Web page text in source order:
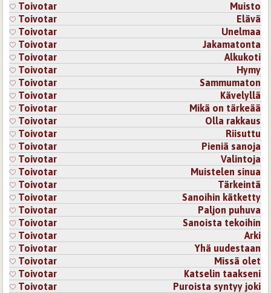
Toivotar
Muisto
Toivotar
Elävä
Toivotar
Unelmaa
Toivotar
Jakamatonta
Toivotar
Alkukoti
Toivotar
Hymy
Toivotar
Sammumaton
Toivotar
Kävelyllä
Toivotar
Mikä on tärkeää
Toivotar
Olla rakkaus
Toivotar
Riisuttu
Toivotar
Pieniä sanoja
Toivotar
Valintoja
Toivotar
Muistelen sinua
Toivotar
Tärkeintä
Toivotar
Sanoihin kätketty
Toivotar
Paljon puhuva
Toivotar
Sanoista tekoihin
Toivotar
Arki
Toivotar
Yhä uudestaan
Toivotar
Missä olet
Toivotar
Katselin taakseni
Toivotar
Puroista syntyy joki